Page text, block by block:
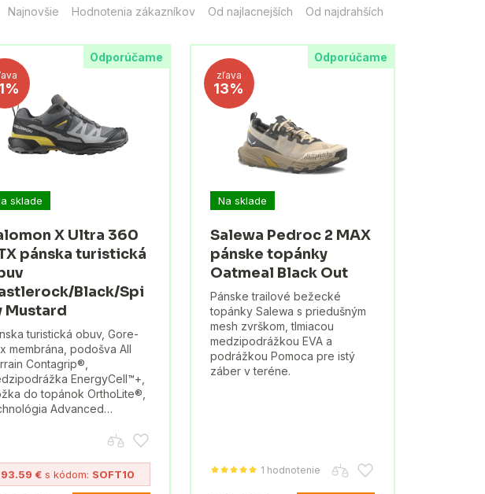
Najnovšie Hodnotenia zákazníkov Od najlacnejších Od najdrahších
Odporúčame
sklade
X Ultra 360
pánska turistická
Black/Spi
Mustard
turistická obuv, Gore-
membrána, podošva All
Contagrip®,
EnergyCell™+,
do topánok OrthoLite®,
Advanced…
93.59 € s kódom: SOFT10
Odporúčame
zľava
13%
Na sklade
Salewa Pedroc 2 MAX
pánske topánky
Oatmeal Black Out
Pánske trailové bežecké
topánky Salewa s priedušným
mesh zvrškom, tlmiacou
medzipodrážkou EVA a
podrážkou Pomoca pre istý
záber v teréne.
1 hodnotenie